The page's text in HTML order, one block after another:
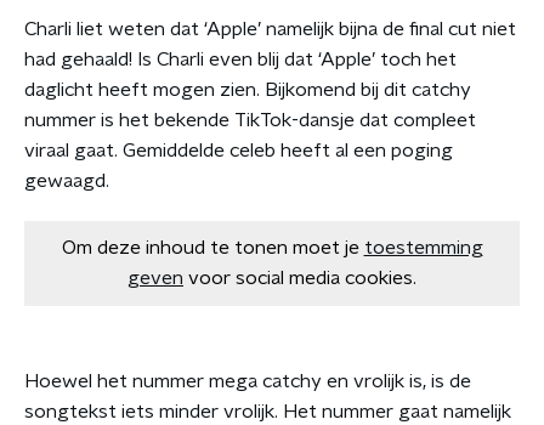
Charli liet weten dat ‘Apple’ namelijk bijna de final cut niet
had gehaald! Is Charli even blij dat ‘Apple’ toch het
daglicht heeft mogen zien. Bijkomend bij dit catchy
nummer is het bekende TikTok-dansje dat compleet
viraal gaat. Gemiddelde celeb heeft al een poging
gewaagd.
Om deze inhoud te tonen moet je toestemming
geven voor social media cookies.
Hoewel het nummer mega catchy en vrolijk is, is de
songtekst iets minder vrolijk. Het nummer gaat namelijk